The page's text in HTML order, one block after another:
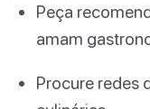
Peça
amam
Procure redes